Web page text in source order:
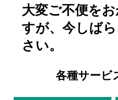
大変ご不便を
すが、今しば
さい。
各種サービ